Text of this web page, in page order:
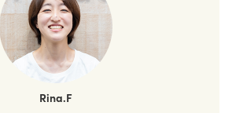
Rina.F